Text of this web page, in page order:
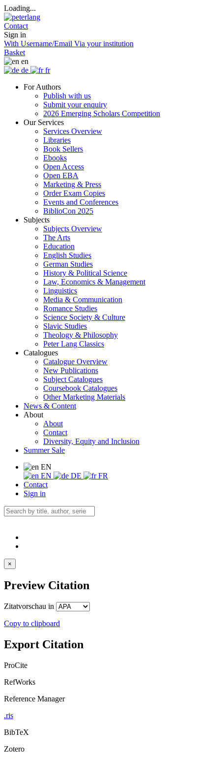
Loading...
Contact
Sign in
With Username/Email Via your institution
Basket
en
de
fr
For Authors
Publish with us
Submit your enquiry
2026 Emerging Scholars Competition
Our Services
Services Overview
Libraries
Book Sellers
Ebooks
Open Access
Open EBA
Marketing & Press
Order Exam Copies
Events and Conferences
BiblioCon 2025
Subjects
Subjects Overview
The Arts
Education
English Studies
German Studies
History & Political Science
Law, Economics & Management
Linguistics
Media & Communication
Romance Studies
Science Society & Culture
Slavic Studies
Theology & Philosophy
Peter Lang Classics
Catalogues
Catalogue Overview
New Publications
Subject Catalogues
Coursebook Catalogues
Other Marketing Materials
News & Content
About
About
Contact
Diversity, Equity and Inclusion
Summer Sale
EN
EN
DE
FR
Contact
Sign in
×
Preview Citation
Zitatvorschau in
Copy to clipboard
Export Citation
ProCite
RefWorks
Reference Manager
.ris
BibTeX
Zotero